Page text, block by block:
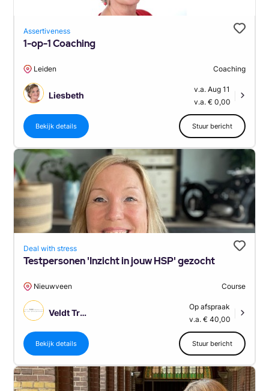
Assertiveness
1-op-1 Coaching
Leiden Coaching
Liesbeth
v.a. Aug 11
v.a. € 0,00
Bekijk details Stuur bericht
Deal with stress
Testpersonen 'Inzicht in jouw HSP' gezocht
Nieuwveen Course
Veldt Training
Op afspraak
v.a. € 40,00
Bekijk details Stuur bericht